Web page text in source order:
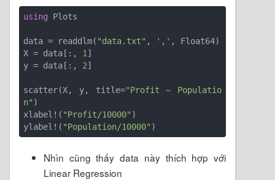
using Plots
data = readdlm( "data.txt" , ',' , Float64)
X = data[:, 1 ]
y = data[:, 2]
scatter(X, y, title="Profit ~ Populatio
n" )
xlabel!( "Profit/10000" )
ylabel!( "Population/10000"
Nhìn cũng thấy data này thích hợp với
Linear Regression